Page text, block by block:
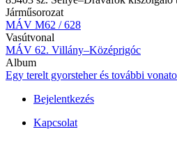
Járműsorozat
MÁV M62 / 628
Vasútvonal
MÁV 62. Villány–Középrigóc
Album
Egy terelt gyorsteher és további
Bejelentkezés
Kapcsolat